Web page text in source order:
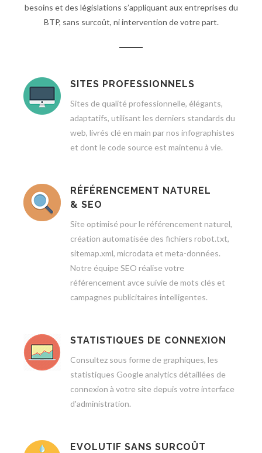
besoins et des législations s’appliquant aux entreprises du
BTP, sans surcoût, ni intervention de votre part.
SITES PROFESSIONNELS
Sites de qualité professionnelle, élégants,
adaptatifs, utilisant les derniers standards du
web, livrés clé en main par nos infographistes
et dont le code source est maintenu à vie.
RÉFÉRENCEMENT NATUREL
& SEO
Site optimisé pour le référencement naturel,
création automatisée des fichiers robot.txt,
sitemap.xml, microdata et meta-données.
Notre équipe SEO réalise votre
référencement avce suivie de mots clés et
campagnes publicitaires intelligentes.
STATISTIQUES DE CONNEXION
Consultez sous forme de graphiques, les
statistiques Google analytics détaillées de
connexion à votre site depuis votre interface
d'administration.
EVOLUTIF SANS SURCOÛT